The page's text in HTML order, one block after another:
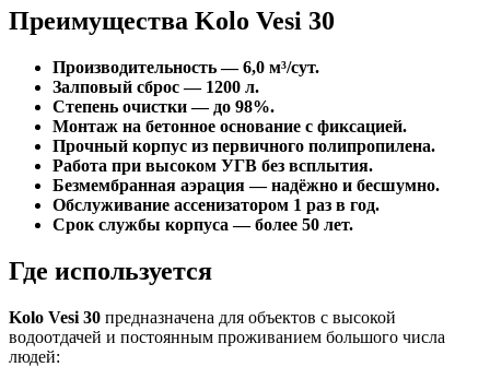
Преимущества Kolo Vesi 30
Производительность — 6,0 м³/сут.
Залповый сброс — 1200 л.
Степень очистки — до 98%.
Монтаж на бетонное основание с фиксацией.
Прочный корпус из первичного полипропилена.
Работа при высоком УГВ без всплытия.
Безмембранная аэрация — надёжно и бесшумно.
Обслуживание ассенизатором 1 раз в год.
Срок службы корпуса — более 50 лет.
Где используется
Kolo Vesi 30 предназначена для объектов с высокой
водоотдачей и постоянным проживанием большого числа
людей: